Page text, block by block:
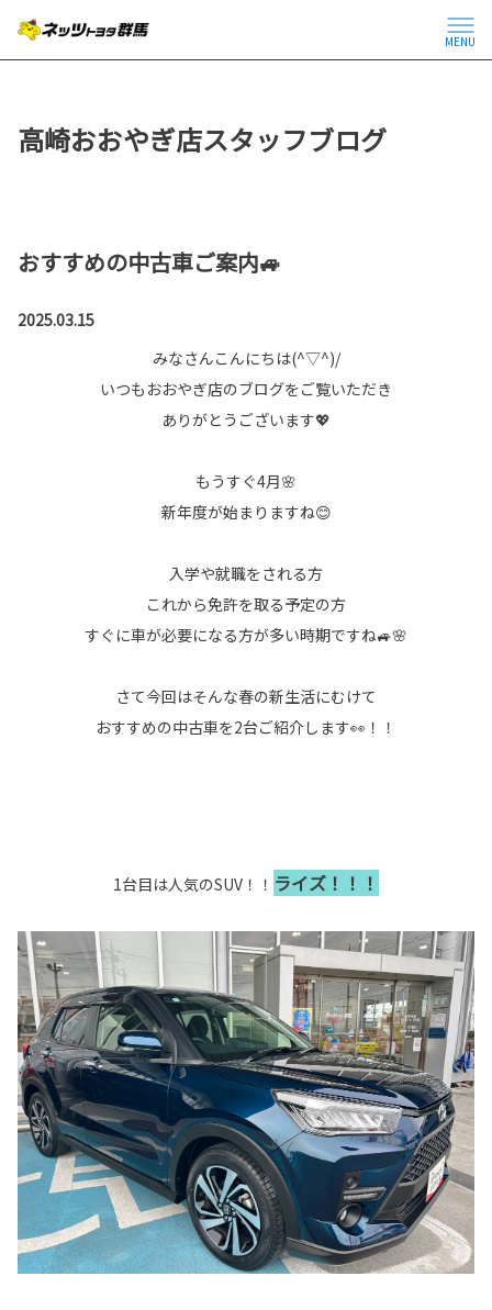
MENU
高崎おおやぎ店スタッフブログ
おすすめの中古車ご案内🚙
2025.03.15
みなさんこんにちは(^▽^)/
いつもおおやぎ店のブログをご覧いただき
ありがとうございます💖
もうすぐ4月🌸
新年度が始まりますね😊
入学や就職をされる方
これから免許を取る予定の方
すぐに車が必要になる方が多い時期ですね🚙🌸
さて今回はそんな春の新生活にむけて
おすすめの中古車を2台ご紹介します👀！！
1台目は人気のSUV！！ ライズ！！！